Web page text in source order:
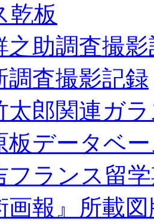
乾板
之助調査撮
調査撮影記録
太郎関連ガ
板データベ
フランス留
画報』所載